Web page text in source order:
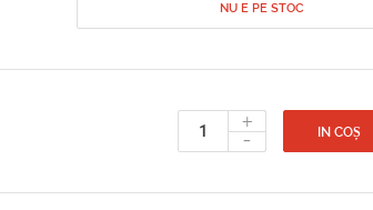
NU E PE STOC
+
- IN COȘ